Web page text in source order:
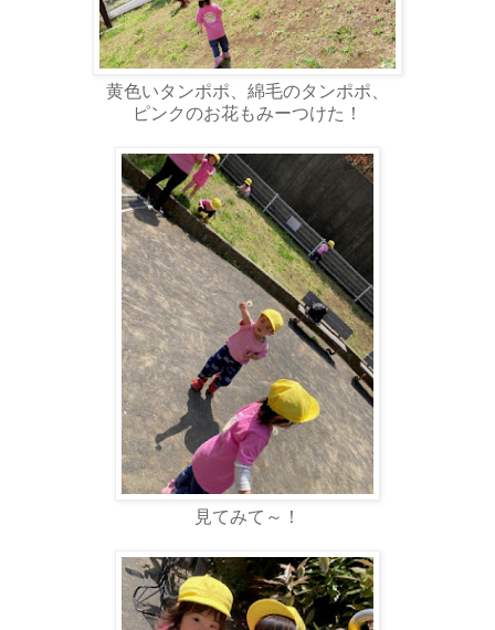
黄色いタンポポ、綿毛のタンポポ、
ピンクのお花もみーつけた！
見てみて～！